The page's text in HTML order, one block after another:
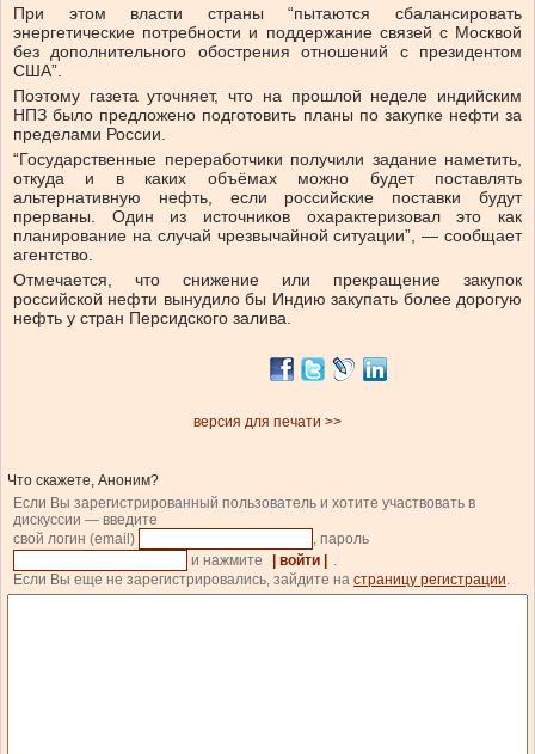
При этом власти страны “пытаются сбалансировать
энергетические потребности и поддержание связей с Москвой
без дополнительного обострения отношений с президентом
США”.
Поэтому газета уточняет, что на прошлой неделе индийским
НПЗ было предложено подготовить планы по закупке нефти за
пределами России.
“Государственные переработчики получили задание наметить,
откуда и в каких объёмах можно будет поставлять
альтернативную нефть, если российские поставки будут
прерваны. Один из источников охарактеризовал это как
планирование на случай чрезвычайной ситуации”, — сообщает
агентство.
Отмечается, что снижение или прекращение закупок
российской нефти вынудило бы Индию закупать более дорогую
нефть у стран Персидского залива.
версия для печати >>
Что скажете, Аноним?
Если Вы зарегистрированный пользователь и хотите участвовать в
дискуссии — введите
свой логин (email)
, пароль
и нажмите
| войти |
.
Если Вы еще не зарегистрировались, зайдите на страницу регистрации.